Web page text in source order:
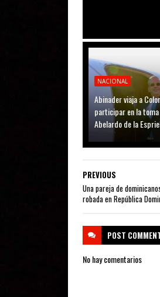
NACIONAL
Abinader viaja a
participar en la
Abelardo de la
PREVIOUS
Una pareja de
robada en República
POST
No hay comentarios